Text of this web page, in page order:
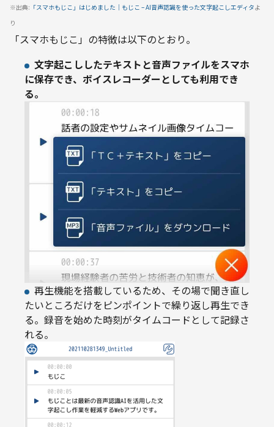
※出典: 「スマホもじこ」はじめました｜もじこ – AI音声認識を使った文字起こしエディタよ
り
「スマホもじこ」の特徴は以下のとおり。
文字起こししたテキストと音声ファイルをスマホ
に保存でき、ボイスレコーダーとしても利用でき
る。
再生機能を搭載しているため、その場で聞き直し
たいところだけをピンポイントで繰り返し再生でき
る。録音を始めた時刻がタイムコードとして記録さ
れる。